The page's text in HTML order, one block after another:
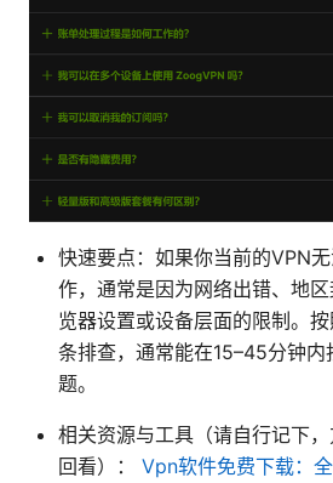
快速要点：如果你当前的VPN
作，通常是因为网络出错、地
览器设置或设备层面的限制。
条排查，通常能在15–45分钟内
题。
相关资源与工具（请自行记下
回看）： Vpn软件免费下载：